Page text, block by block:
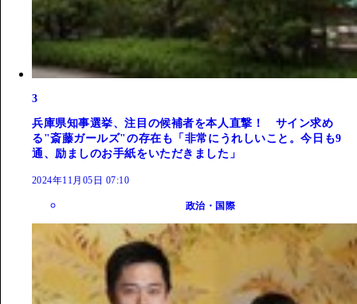
3
兵庫県知事選挙、注目の候補者を本人直撃！ サイン求め
る"斎藤ガールズ"の存在も「非常にうれしいこと。今日も9
通、励ましのお手紙をいただきました」
2024年11月05日 07:10
政治・国際